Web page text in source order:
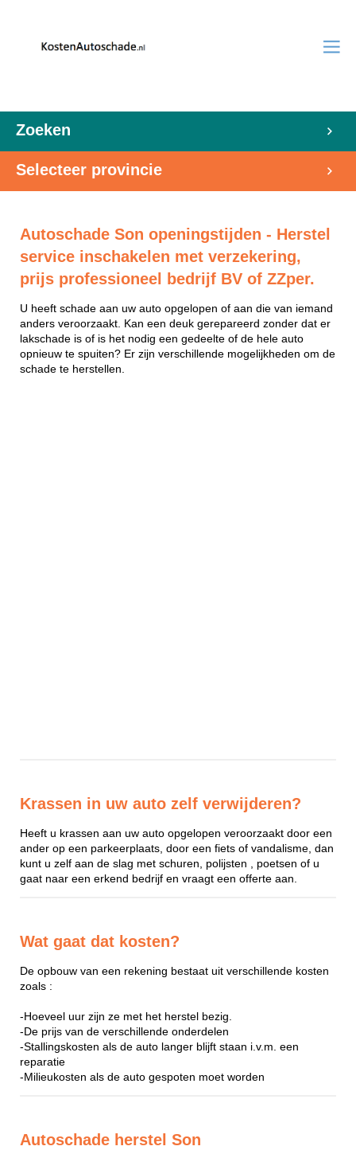
Zoeken
Selecteer provincie
Autoschade Son openingstijden - Herstel
service inschakelen met verzekering,
prijs professioneel bedrijf BV of ZZper.
U heeft schade aan uw auto opgelopen of aan die van iemand
anders veroorzaakt. Kan een deuk gerepareerd zonder dat er
lakschade is of is het nodig een gedeelte of de hele auto
opnieuw te spuiten? Er zijn verschillende mogelijkheden om de
schade te herstellen.
Krassen in uw auto zelf verwijderen?
Heeft u krassen aan uw auto opgelopen veroorzaakt door een
ander op een parkeerplaats, door een fiets of vandalisme, dan
kunt u zelf aan de slag met schuren, polijsten , poetsen of u
gaat naar een erkend bedrijf en vraagt een offerte aan.
Wat gaat dat kosten?
De opbouw van een rekening bestaat uit verschillende kosten
zoals :
-Hoeveel uur zijn ze met het herstel bezig.
-De prijs van de verschillende onderdelen
-Stallingskosten als de auto langer blijft staan i.v.m. een
reparatie
-Milieukosten als de auto gespoten moet worden
Autoschade herstel Son